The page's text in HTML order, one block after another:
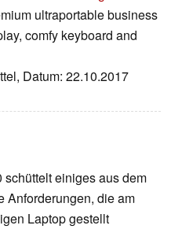
ultraportable business
comfy keyboard and
Datum: 22.10.2017
einiges aus dem
Anforderungen, die am
Laptop gestellt